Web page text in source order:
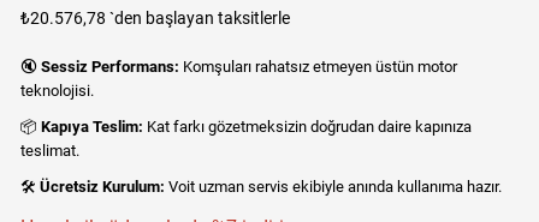
₺20.576,78 `den başlayan taksitlerle
🔇 Sessiz Performans: Komşuları rahatsız etmeyen üstün motor
teknolojisi.
📦 Kapıya Teslim: Kat farkı gözetmeksizin doğrudan daire kapınıza
teslimat.
🛠️ Ücretsiz Kurulum: Voit uzman servis ekibiyle anında kullanıma hazır.